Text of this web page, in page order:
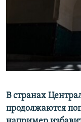
В странах
продолжаются